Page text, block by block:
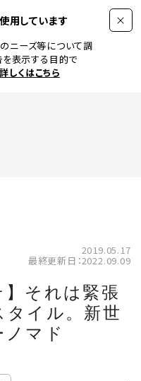
用しています
ニーズ等について調
表示する目的で
詳しくはこちら
2019.05.17
最終更新日：2022.09.09
】それは緊張
イル。新世
マド